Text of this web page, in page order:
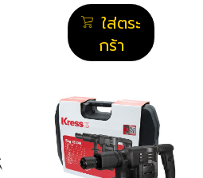
ใส่ตระ
กร้า